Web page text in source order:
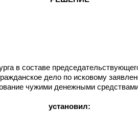
в составе
дело по исковому
чужими денежными
установил: